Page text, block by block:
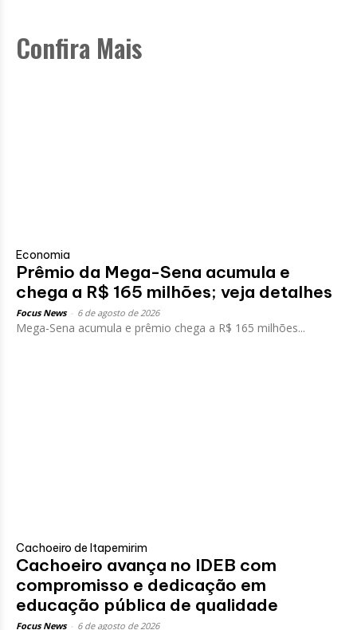
Confira Mais
Economia
Prêmio da Mega-Sena acumula e
chega a R$ 165 milhões; veja detalhes
Focus News 6 de agosto de 2026
Mega-Sena acumula e prêmio chega a R$ 165 milhões...
Cachoeiro de Itapemirim
Cachoeiro avança no IDEB com
compromisso e dedicação em
educação pública de qualidade
Focus News 6 de agosto de 2026